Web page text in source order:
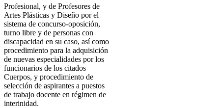
Profesional, y de Profesores de
Artes Plásticas y Diseño por el
sistema de concurso-oposición,
turno libre y de personas con
discapacidad en su caso, así como
procedimiento para la adquisición
de nuevas especialidades por los
funcionarios de los citados
Cuerpos, y procedimiento de
selección de aspirantes a puestos
de trabajo docente en régimen de
interinidad.